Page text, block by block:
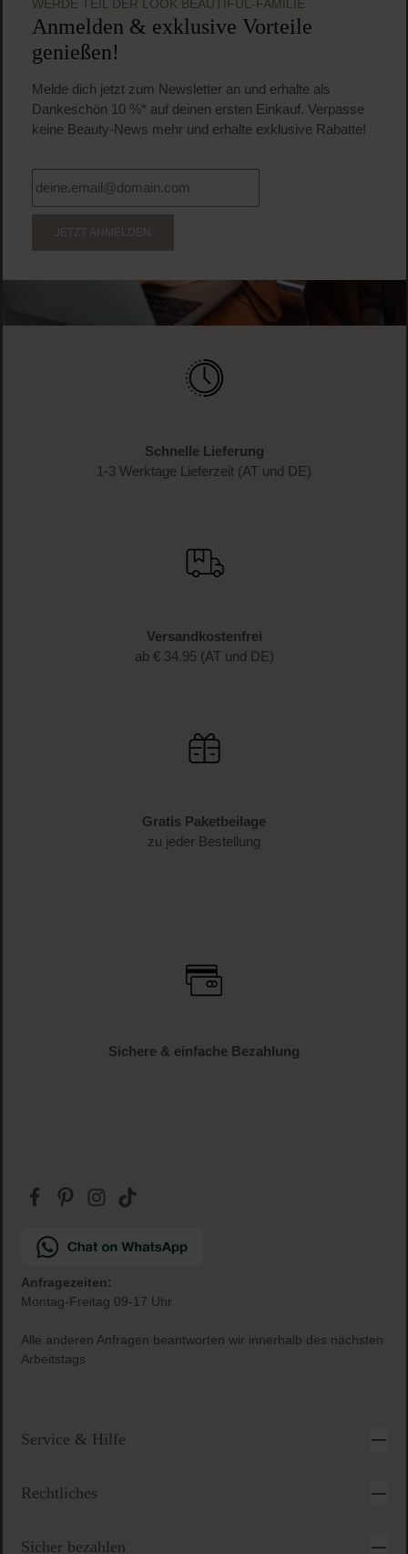
WERDE TEIL DER LOOK BEAUTIFUL-FAMILIE
Anmelden & exklusive Vorteile
genießen!
Melde dich jetzt zum Newsletter an und erhalte als
Dankeschön 10 %* auf deinen ersten Einkauf. Verpasse
keine Beauty-News mehr und erhalte exklusive Rabatte!
JETZT ANMELDEN
Schnelle Lieferung
1-3 Werktage Lieferzeit (AT und DE)
Versandkostenfrei
ab € 34.95 (AT und DE)
Gratis Paketbeilage
zu jeder Bestellung
Sichere & einfache Bezahlung
Anfragezeiten:
Montag-Freitag 09-17 Uhr
Alle anderen Anfragen beantworten wir innerhalb des nächsten
Arbeitstags
Service & Hilfe
Rechtliches
Sicher bezahlen